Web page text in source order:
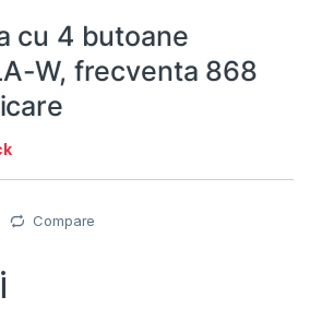
cu 4 butoane
W, frecventa 868
Compare